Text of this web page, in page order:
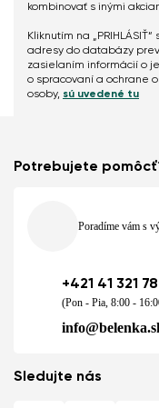
kombinovať s inými
Kliknutím na
adresy do databázy
zasielaním informácií o
o spracovaní a ochrane
osoby, sú uvedené tu
Potrebujete
Poradíme vám s
+421 41 321
(Pon - Pia, 8:00 -
Sledujte nás